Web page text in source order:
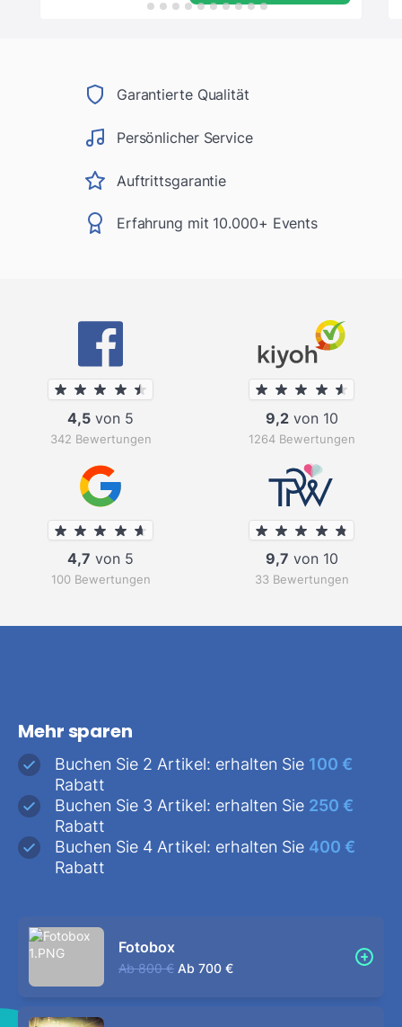
Garantierte Qualität
Persönlicher Service
Auftrittsgarantie
Erfahrung mit 10.000+ Events
4,5 von 5
342 Bewertungen
9,2von 10
1264 Bewertungen
4,7 von 5
100 Bewertungen
9,7 von 10
33 Bewertungen
Mehr sparen
Buchen Sie 2 Artikel: erhalten Sie 100 €
Rabatt
Buchen Sie 3 Artikel: erhalten Sie 250 €
Rabatt
Buchen Sie 4 Artikel: erhalten Sie 400 €
Rabatt
Fotobox
Ab 800 € Ab 700 €